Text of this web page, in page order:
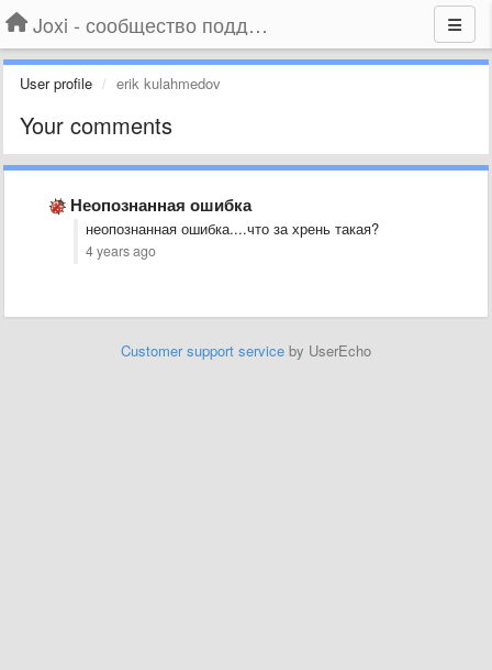
Joxi - сообщество поддержки
User profile erik kulahmedov
Your comments
Неопознанная ошибка
неопознанная ошибка....что за хрень такая?
4 years ago
Customer support service by UserEcho